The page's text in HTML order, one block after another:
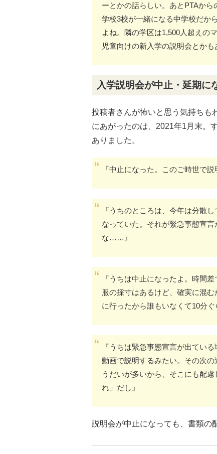
ーとかの話らしい。あとPTAか
学校3校が一緒になる中学校だか
よね。隣の学区は1,500人超え
児童向けの新入学の説明会とか
入学説明会が中止・延期に
投稿者さんが怖いと思う気持ちも
にあがったのは、2021年1月末。
ありました。
『中止になった。このご時世で
『うちのところは、今年は分散
なっていた。それが緊急事態宣
な……』
『うちは中止になったよ。時間
服の採寸はあるけど、確実に混
に行ったから誰もいなくて10分ぐ
『うちは緊急事態宣言が出てい
動画で説明するみたい。その次
うだいが多いから、そこにも配
れ」だし』
説明会が中止になっても、書類の